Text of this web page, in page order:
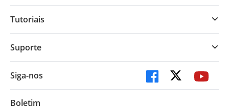
Tutoriais
Suporte
Siga-nos
Boletim